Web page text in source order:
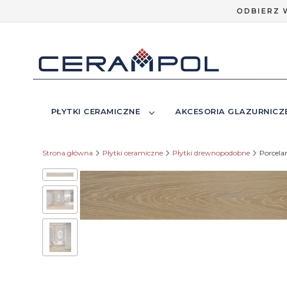
ODBIERZ
PŁYTKI CERAMICZNE AKCESORIA
Strona główna Płytki ceramiczne Płytki drewnopodobne